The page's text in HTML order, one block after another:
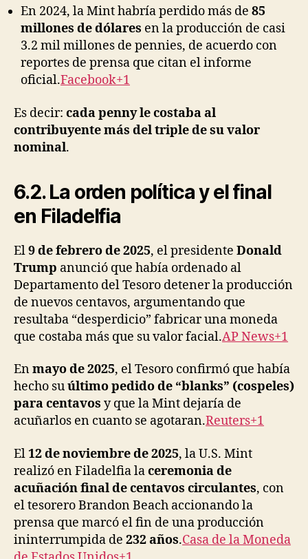
En 2024, la Mint habría perdido más de 85
millones de dólares en la producción de casi
3.2 mil millones de pennies, de acuerdo con
reportes de prensa que citan el informe
oficial.Facebook+1
Es decir: cada penny le costaba al
contribuyente más del triple de su valor
nominal.
6.2. La orden política y el final
en Filadelfia
El9 de febrero de 2025, el presidente Donald
Trump anunció que había ordenado al
Departamento del Tesoro detener la producción
de nuevos centavos, argumentando que
resultaba “desperdicio” fabricar una moneda
que costaba más que su valor facial.AP News+1
Enmayo de 2025, el Tesoro confirmó que había
hecho suúltimo pedido de “blanks” (cospeles)
para centavos y que la Mint dejaría de
acuñarlos en cuanto se agotaran.Reuters+1
El12 de noviembre de 2025, la U.S. Mint
realizó en Filadelfia laceremonia de
acuñación final de centavos circulantes, con
el tesorero Brandon Beach accionando la
prensa que marcó el fin de una producción
ininterrumpida de 232 años.Casa de la Moneda